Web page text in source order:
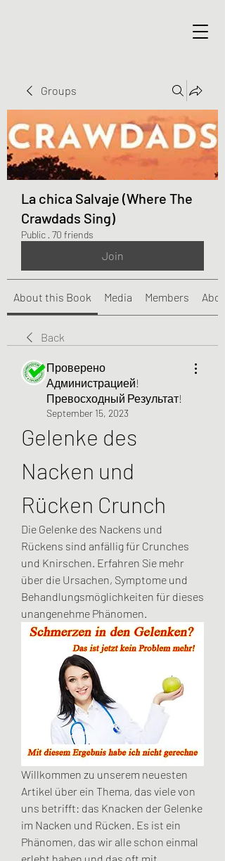
Groups
La chica Salvaje (Where The
Crawdads Sing)
Public · 70 friends
Join
About this Book Media Members About
Back
Проверено
Администрацией!
Превосходный Результат!
September 15, 2023
Gelenke des
Nacken und
Rücken Crunch
Die Gelenke des Nackens und
Rückens sind anfällig für Crunches
und Knirschen. Erfahren Sie mehr
über die Ursachen, Symptome und
Behandlungsmöglichkeiten für dieses
unangenehme Phänomen.
Willkommen zu unserem neuesten
Artikel über ein Thema, das viele von
uns betrifft: das Knacken der Gelenke
im Nacken und Rücken. Es ist ein
Phänomen, das wir alle schon einmal